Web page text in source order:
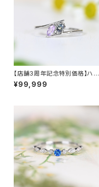
【店舗3周年記念特別価格】ハク
マナイト＆アレキサンドライト Pt
950 リング 12号（GH1222）
¥99,999